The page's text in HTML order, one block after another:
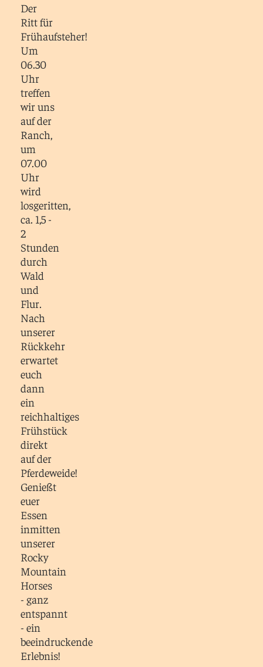
Der
Ritt für
Frühaufsteher!
Um
06.30
Uhr
treffen
wir uns
auf der
Ranch,
um
07.00
Uhr
wird
losgeritten,
ca. 1,5 -
2
Stunden
durch
Wald
und
Flur.
Nach
unserer
Rückkehr
erwartet
euch
dann
ein
reichhaltiges
Frühstück
direkt
auf der
Pferdeweide!
Genießt
euer
Essen
inmitten
unserer
Rocky
Mountain
Horses
- ganz
entspannt
- ein
beeindruckende
Erlebnis!